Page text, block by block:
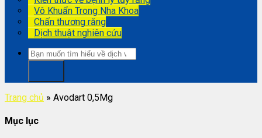
Vô Khuẩn Trong Nha Khoa
Chấn thương răng
Dịch thuật nghiên cứu
Trang chủ » Avodart 0,5Mg
Mục lục